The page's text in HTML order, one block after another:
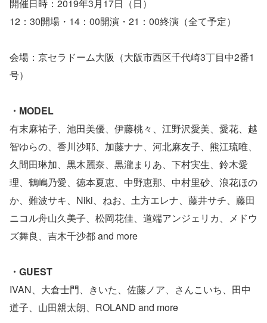
開催日時：2019年3月17日（日）
12：30開場・14：00開演・21：00終演（全て予定）
会場：京セラドーム大阪（大阪市西区千代崎3丁目中2番1
号）
・MODEL
有末麻祐子、池田美優、伊藤桃々、江野沢愛美、愛花、越
智ゆらの、香川沙耶、加藤ナナ、河北麻友子、熊江琉唯、
久間田琳加、黒木麗奈、黒瀧まりあ、下村実生、鈴木愛
理、鶴嶋乃愛、徳本夏恵、中野恵那、中村里砂、浪花ほの
か、難波サキ、Niki、ねお、土方エレナ、藤井サチ、藤田
ニコル舟山久美子、松岡花佳、道端アンジェリカ、メドウ
ズ舞良、吉木千沙都 and more
・GUEST
IVAN、大倉士門、きいた、佐藤ノア、さんこいち、田中
道子、山田親太朗、ROLAND and more